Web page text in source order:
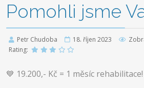
Pomohli jsme
Petr Chudoba 18. říjen 2023
Rating:
💙 19.200,- Kč = 1 měsíc rehabilitace!